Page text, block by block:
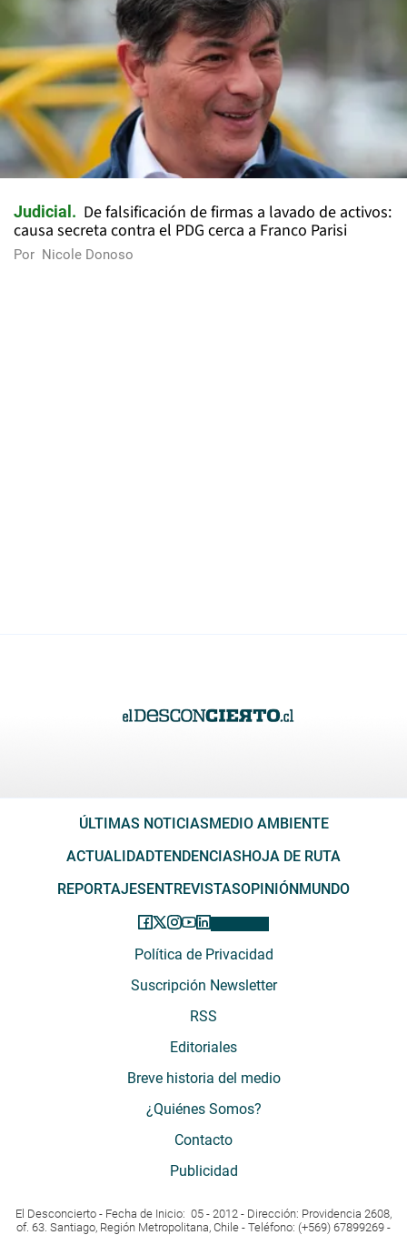
Judicial
De falsificación de firmas a lavado de activos:
causa secreta contra el PDG cerca a Franco Parisi
Por Nicole Donoso
ÚLTIMAS NOTICIAS MEDIO AMBIENTE
ACTUALIDADTENDENCIAS HOJA DE RUTA
REPORTAJES ENTREVISTASOPINIÓN MUNDO
Política de Privacidad
Suscripción Newsletter
RSS
Editoriales
Breve historia del medio
¿Quiénes Somos?
Contacto
Publicidad
El Desconcierto - Fecha de Inicio: 05 - 2012 - Dirección: Providencia 2608,
of. 63. Santiago, Región Metropolitana, Chile - Teléfono: (+569) 67899269 -